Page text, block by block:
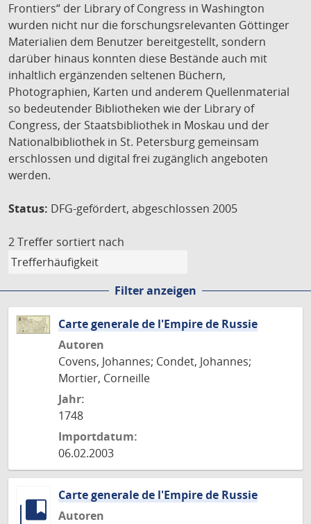
Frontiers“ der Library of Congress in Washington
wurden nicht nur die forschungsrelevanten Göttinger
Materialien dem Benutzer bereitgestellt, sondern
darüber hinaus konnten diese Bestände auch mit
inhaltlich ergänzenden seltenen Büchern,
Photographien, Karten und anderem Quellenmaterial
so bedeutender Bibliotheken wie der Library of
Congress, der Staatsbibliothek in Moskau und der
Nationalbibliothek in St. Petersburg gemeinsam
erschlossen und digital frei zugänglich angeboten
werden.
Status: DFG-gefördert, abgeschlossen 2005
2 Treffer sortiert nach
Filter anzeigen
Carte generale de l'Empire de Russie
Autoren
Covens, Johannes; Condet, Johannes;
Mortier, Corneille
Jahr:
1748
Importdatum:
06.02.2003
Carte generale de l'Empire de Russie
Autoren